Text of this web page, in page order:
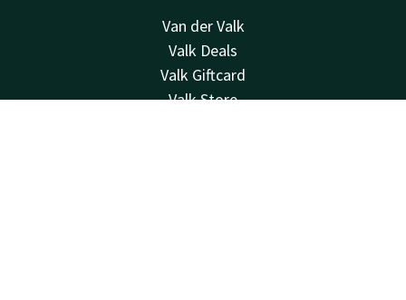
Van der Valk
Valk Deals
Valk Giftcard
Valk Store